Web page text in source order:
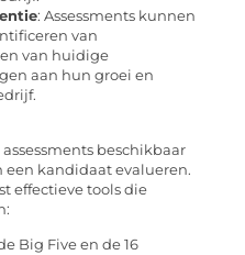
: Assessments kunnen
van
van huidige
aan hun groei en
beschikbaar
een kandidaat evalueren.
effectieve tools die
Big Five en de 16